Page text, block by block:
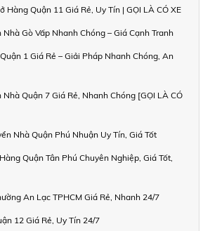
Hàng Quận 11 Giá Rẻ, Uy Tín | GỌI LÀ CÓ XE
Nhà Gò Vấp Nhanh Chóng – Giá Cạnh Tranh
1 Giá Rẻ – Giải Pháp Nhanh Chóng, An
Nhà Quận 7 Giá Rẻ, Nhanh Chóng [GỌI LÀ CÓ
Nhà Quận Phú Nhuận Uy Tín, Giá Tốt
Quận Tân Phú Chuyên Nghiệp, Giá Tốt,
An Lạc TPHCM Giá Rẻ, Nhanh 24/7
12 Giá Rẻ, Uy Tín 24/7